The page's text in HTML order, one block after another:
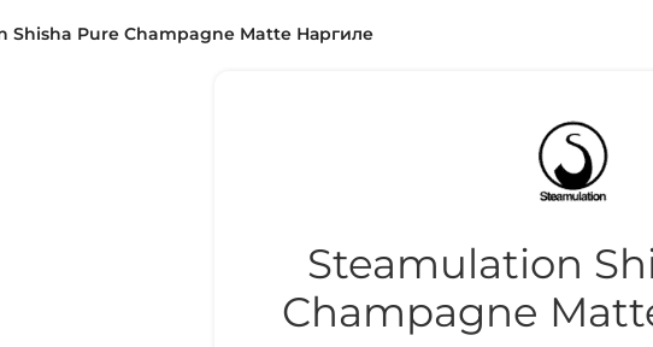
Shisha Pure Champagne Matte Наргиле
Steamulation
Champagne